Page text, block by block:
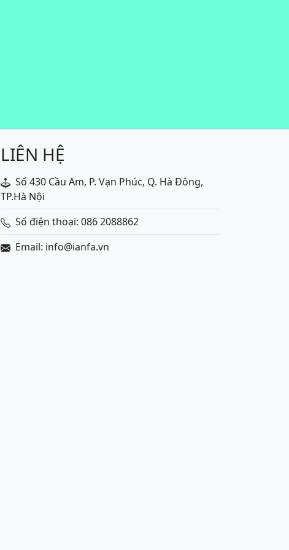
LIÊN HỆ
Số 430 Cầu Am, P. Vạn Phúc, Q. Hà Đông,
TP.Hà Nội
Số điện thoại: 086 2088862
Email: info@ianfa.vn